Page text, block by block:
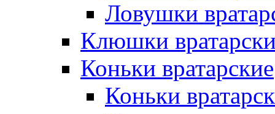
Ловушки
Клюшки
Коньки вратарские
Коньки